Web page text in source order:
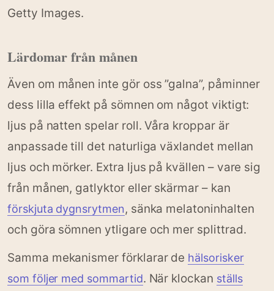
Getty Images.
Lärdomar från månen
Även om månen inte gör oss ”galna”, påminner
dess lilla effekt på sömnen om något viktigt:
ljus på natten spelar roll. Våra kroppar är
anpassade till det naturliga växlandet mellan
ljus och mörker. Extra ljus på kvällen – vare sig
från månen, gatlyktor eller skärmar – kan
förskjuta dygnsrytmen, sänka melatoninhalten
och göra sömnen ytligare och mer splittrad.
Samma mekanismer förklarar de hälsorisker
som följer med sommartid. När klockan ställs